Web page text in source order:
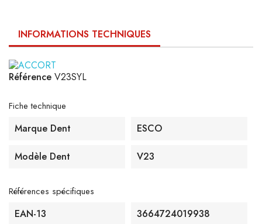
INFORMATIONS TECHNIQUES
Référence V23SYL
Fiche technique
Marque Dent ESCO
Modèle Dent V23
Références spécifiques
EAN-13 3664724019938